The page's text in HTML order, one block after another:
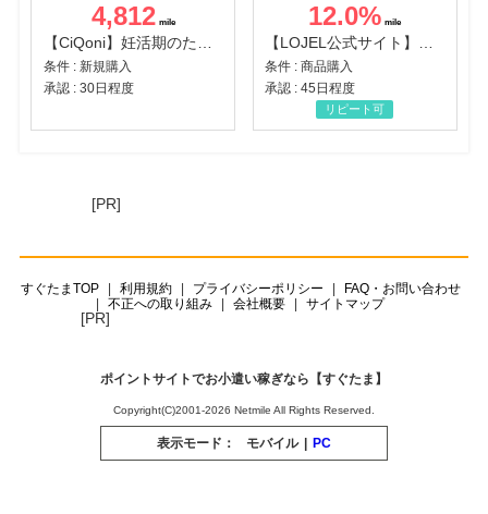
4,812
条件 : 新規購入
承認 : 30日程度
12.0%
条件 : 商品購入
承認 : 45日程度
リピート可
[PR]
すぐたまTOP 利用規約 プライバシーポリシー
FAQ・お問い合わせ
不正への取り組み
会社概要 サイトマップ
[PR]
ポイントサイトでお小遣い稼ぎなら【すぐたま】
Copyright(C)2001-2026 Netmile All Rights Reserved.
表示モード： モバイル | PC